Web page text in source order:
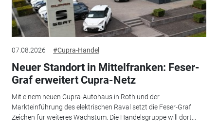
07.08.2026 #Cupra-Handel
Neuer Standort in Mittelfranken: Feser-
Graf erweitert Cupra-Netz
Mit einem neuen Cupra-Autohaus in Roth und der
Markteinführung des elektrischen Raval setzt die Feser-Graf
Zeichen für weiteres Wachstum. Die Handelsgruppe will dort...